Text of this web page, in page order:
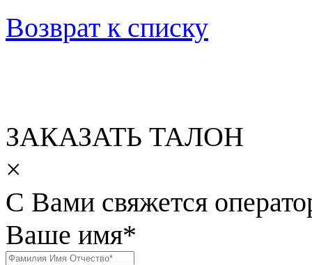
Возврат к списку
ЗАКАЗАТЬ ТАЛОН
×
С Вами свяжется
Ваше имя*